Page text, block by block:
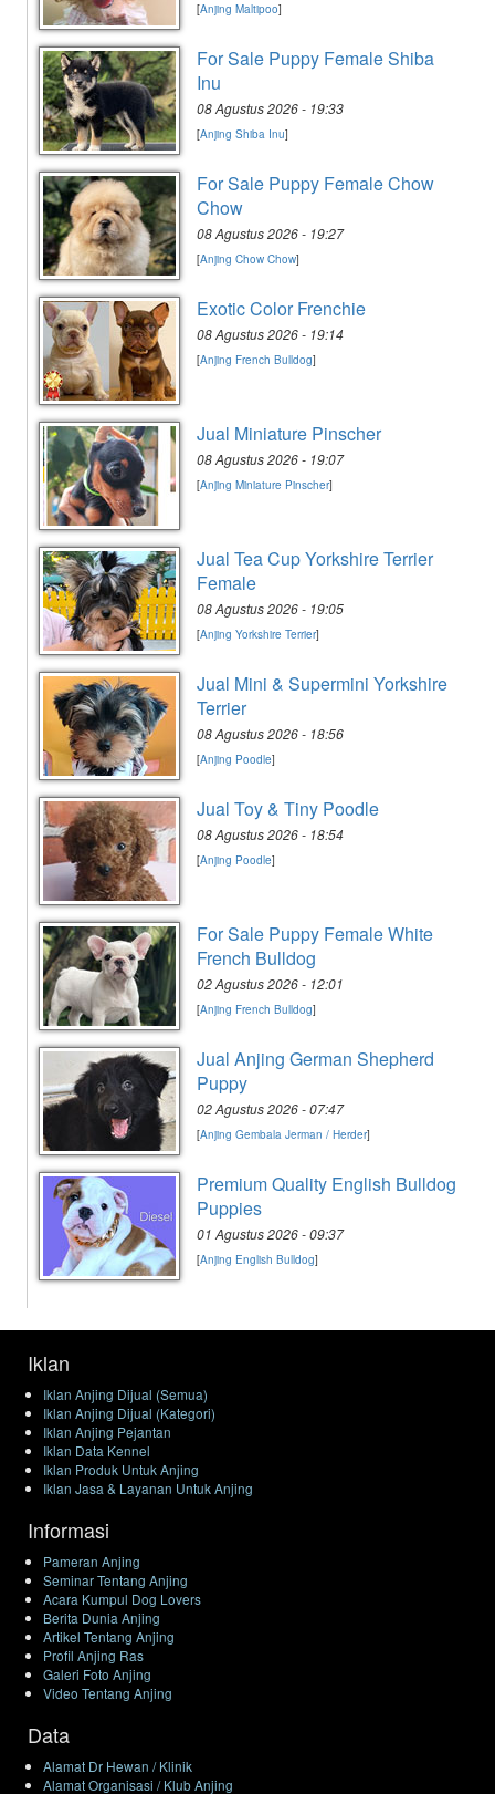
[Anjing Maltipoo]
For Sale Puppy Female Shiba
Inu
08 Agustus 2026 - 19:33
[Anjing Shiba Inu]
For Sale Puppy Female Chow
Chow
08 Agustus 2026 - 19:27
[Anjing Chow Chow]
Exotic Color Frenchie
08 Agustus 2026 - 19:14
[Anjing French Bulldog]
Jual Miniature Pinscher
08 Agustus 2026 - 19:07
[Anjing Miniature Pinscher]
Jual Tea Cup Yorkshire Terrier
Female
08 Agustus 2026 - 19:05
[Anjing Yorkshire Terrier]
Jual Mini & Supermini Yorkshire
Terrier
08 Agustus 2026 - 18:56
[Anjing Poodle]
Jual Toy & Tiny Poodle
08 Agustus 2026 - 18:54
[Anjing Poodle]
For Sale Puppy Female White
French Bulldog
02 Agustus 2026 - 12:01
[Anjing French Bulldog]
Jual Anjing German Shepherd
Puppy
02 Agustus 2026 - 07:47
[Anjing Gembala Jerman / Herder]
Premium Quality English Bulldog
Puppies
01 Agustus 2026 - 09:37
[Anjing English Bulldog]
Iklan
Iklan Anjing Dijual (Semua)
Iklan Anjing Dijual (Kategori)
Iklan Anjing Pejantan
Iklan Data Kennel
Iklan Produk Untuk Anjing
Iklan Jasa & Layanan Untuk Anjing
Informasi
Pameran Anjing
Seminar Tentang Anjing
Acara Kumpul Dog Lovers
Berita Dunia Anjing
Artikel Tentang Anjing
Profil Anjing Ras
Galeri Foto Anjing
Video Tentang Anjing
Data
Alamat Dr Hewan / Klinik
Alamat Organisasi / Klub Anjing